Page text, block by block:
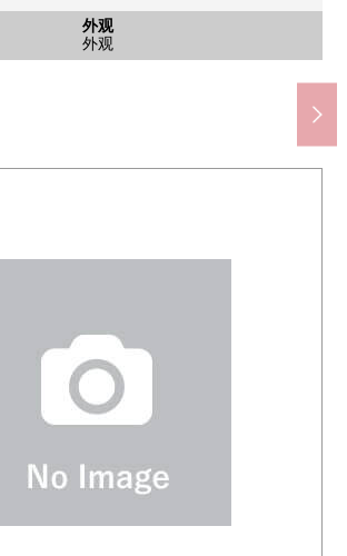
外观
外观
外观
外观
入口
大厅入口
共有部分
智能快递柜
厨房
厨房
客厅
客厅
客厅
客厅
客厅
客厅
客厅
客厅
客厅
客厅
客厅
客厅
公共汽车
公共汽车
洗脸
洗脸
西式房间
西式房间
西式房间
西式房间
西式房间
西式房间
风景
风景
风景
风景
外观
外观
入口
西六乡高畑商店(约680m)
西六乡4丁目商店(约270m)
TSURUHA东京六乡店(约520m)
大田西六乡商店(约150m)
大田西六乡3邮局(约480m)
大田区立高畑小学(约310m)
大田区立六乡中学(约940m)
西六乡3丁目公园(约360m)